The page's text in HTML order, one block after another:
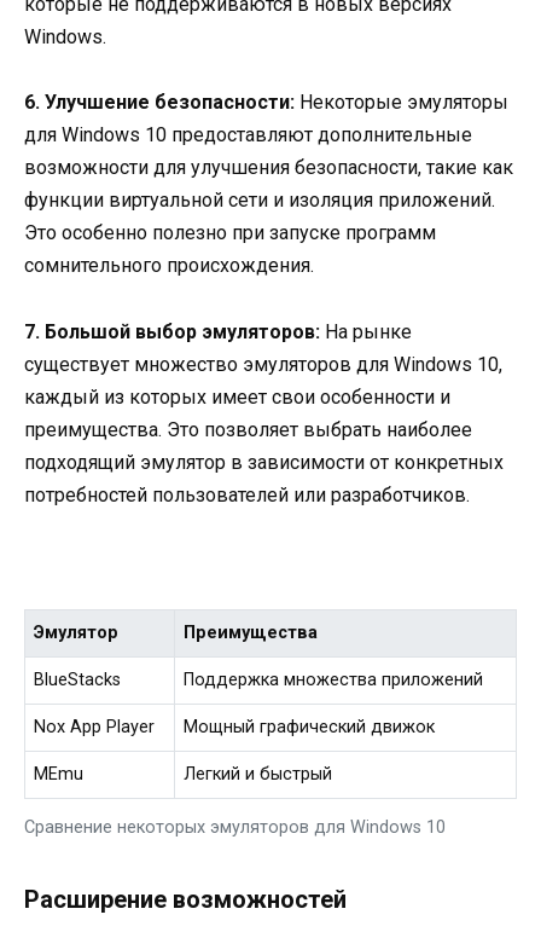
Windows.
6. Улучшение безопасности: Некоторые эмуляторы
для Windows 10 предоставляют дополнительные
возможности для улучшения безопасности, такие как
функции виртуальной сети и изоляция приложений.
Это особенно полезно при запуске программ
сомнительного происхождения.
7. Большой выбор эмуляторов: На рынке
существует множество эмуляторов для Windows 10,
каждый из которых имеет свои особенности и
преимущества. Это позволяет выбрать наиболее
подходящий эмулятор в зависимости от конкретных
потребностей пользователей или разработчиков.
Сравнение некоторых эмуляторов для Windows 10
Эмулятор Преимущества
BlueStacks Поддержка множества приложений
Nox App Player Мощный графический движок
MEmu Легкий и быстрый
Расширение возможностей